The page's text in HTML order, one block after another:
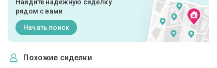
Найдите надежную сиделку
рядом с вами
Начать поиск
Похожие сиделки